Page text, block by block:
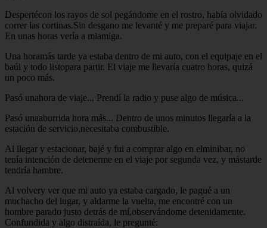
Despertécon los rayos de sol pegándome en el rostro, había olvidado
correr las cortinas.Sin desgano me levanté y me preparé para viajar.
En unas horas vería a miamiga.
Una horamás tarde ya estaba dentro de mi auto, con el equipaje en el
baúl y todo listopara partir. El viaje me llevaría cuatro horas, quizá
un poco más.
Pasó unahora de viaje... Prendí la radio y puse algo de música...
Pasó unaaburrida hora más... Dentro de unos minutos llegaría a la
estación de servicio,necesitaba combustible.
Al llegar y estacionar, bajé y fui a comprar algo en elminibar, no
tenía intención de detenerme en el viaje por segunda vez, y mástarde
tendría hambre.
Al volvery ver que mi auto ya estaba cargado, le pagué a un
muchacho del lugar, y aldarme la vuelta, me encontré con un
hombre parado justo detrás de mí,observándome detenidamente.
Confundida y algo distraída, le pregunté: